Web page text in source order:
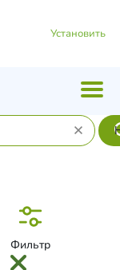
Установить
Фильтр